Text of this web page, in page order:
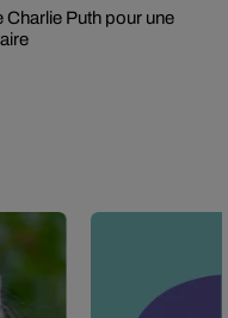
Charlie Puth pour une